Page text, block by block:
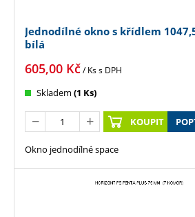
Jednodílné okno s křídlem
bílá
605,00 Kč/ Kss DPH
Skladem (1 Ks)
KOUPIT
Okno jednodílné space